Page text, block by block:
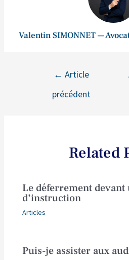
Valentin SIMONNET —
← Article
précédent
Related
Le déferrement devant
d’instruction
Articles
Puis-je assister aux